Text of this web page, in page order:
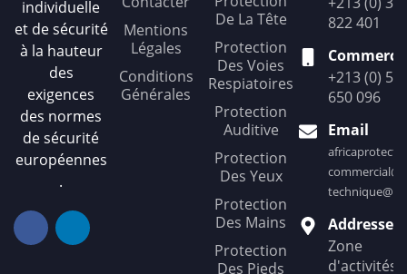
individuelle
et de sécurité
à la hauteur
des
exigences
des normes
de sécurité
européennes
.
Mentions
Légales
Conditions
Générales
De La Tête
Protection
Des Voies
Respiatoires
Protection
Auditive
Protection
Des Yeux
Protection
Des Mains
Protection
Des Pieds
822 401
+213 (0)
650 096
Email
Addresse
Zone
d'activités